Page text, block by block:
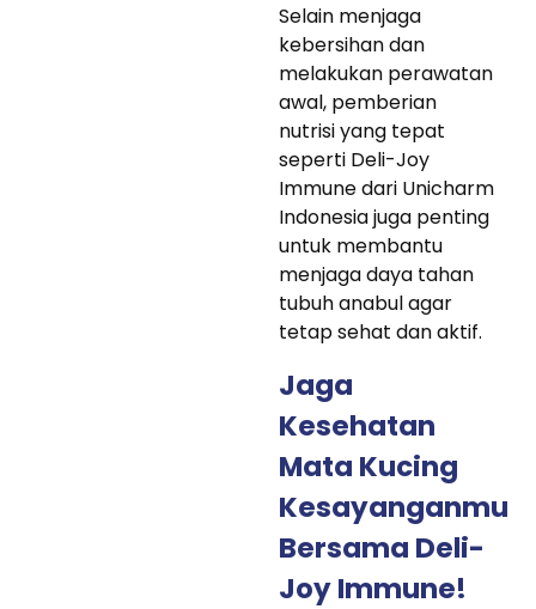
Selain menjaga
kebersihan dan
melakukan perawatan
awal, pemberian
nutrisi yang tepat
seperti Deli-Joy
Immune dari Unicharm
Indonesia juga penting
untuk membantu
menjaga daya tahan
tubuh anabul agar
tetap sehat dan aktif.
Jaga
Kesehatan
Mata Kucing
Kesayanganmu
Bersama Deli-
Joy Immune!